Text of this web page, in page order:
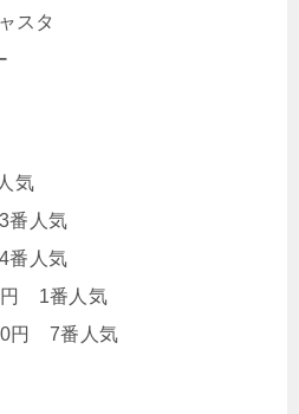
スタ
気
人気
人気
1番人気
円 7番人気